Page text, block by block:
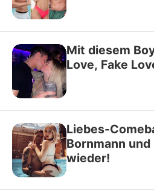
Mit diesem
Love, Fake
Liebes-
Bornmann
wieder!